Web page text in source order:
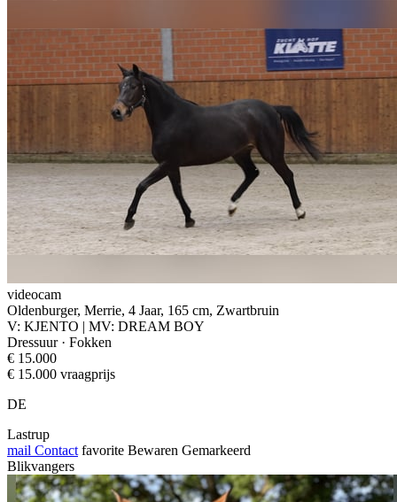
videocam
Oldenburger, Merrie, 4 Jaar, 165 cm, Zwartbruin
V: KJENTO | MV: DREAM BOY
Dressuur · Fokken
€ 15.000
€ 15.000 vraagprijs
DE
Lastrup
mail Contact favorite Bewaren Gemarkeerd
Blikvangers